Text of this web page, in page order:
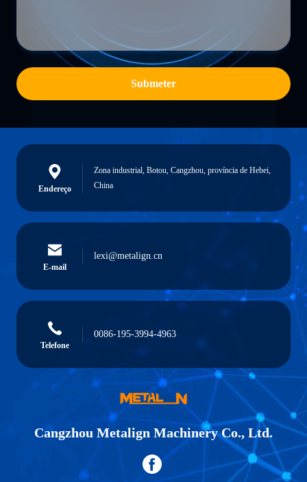
Submeter
Endereço
Zona industrial, Botou, Cangzhou, província de Hebei,
China
E-mail
lexi@metalign.cn
Telefone
0086-195-3994-4963
Cangzhou Metalign Machinery Co., Ltd.